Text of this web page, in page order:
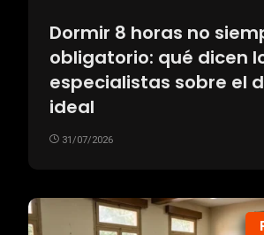
Dormir 8 horas no
obligatorio: qué dicen
especialistas sobre el
ideal
31/07/2026